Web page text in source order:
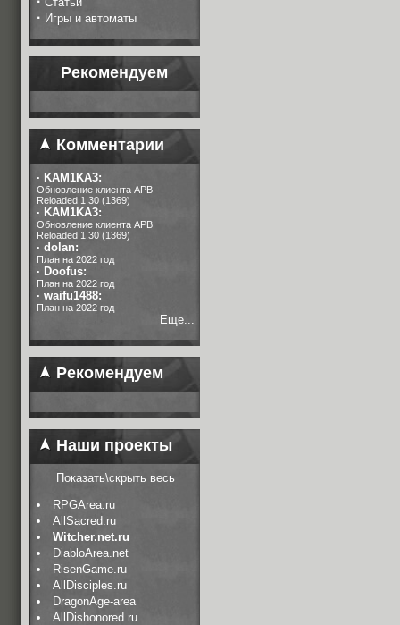
· Игры и автоматы
Рекомендуем
Комментарии
· KAM1KA3:
Обновление клиента APB
Reloaded 1.30 (1369)
· KAM1KA3:
Обновление клиента APB
Reloaded 1.30 (1369)
· dolan:
План на 2022 год
· Doofus:
План на 2022 год
· waifu1488:
План на 2022 год
Еще...
Рекомендуем
Наши проекты
Показать\скрыть весь
RPGArea.ru
AllSacred.ru
Witcher.net.ru
DiabloArea.net
RisenGame.ru
AllDisciples.ru
DragonAge-area
AllDishonored.ru